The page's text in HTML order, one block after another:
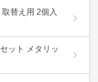
替え用 2個入
ット メタリッ